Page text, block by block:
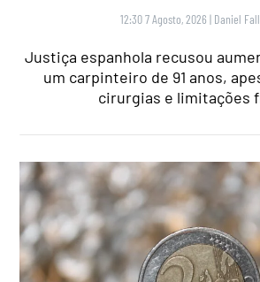
12:30 7 Agosto, 2026 | Daniel
Justiça espanhola recusou
um carpinteiro de 91 anos,
cirurgias e limitações